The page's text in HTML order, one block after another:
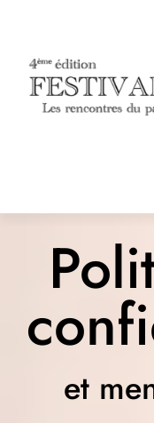
et